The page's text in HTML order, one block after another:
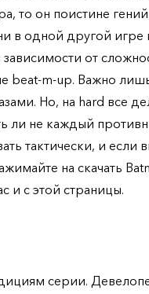
то он поистине
в одной другой
зависимости от
beat-m-up. Важно
Но, на hard все
ли не каждый
тактически, и если
на скачать
и с этой страницы.
серии.